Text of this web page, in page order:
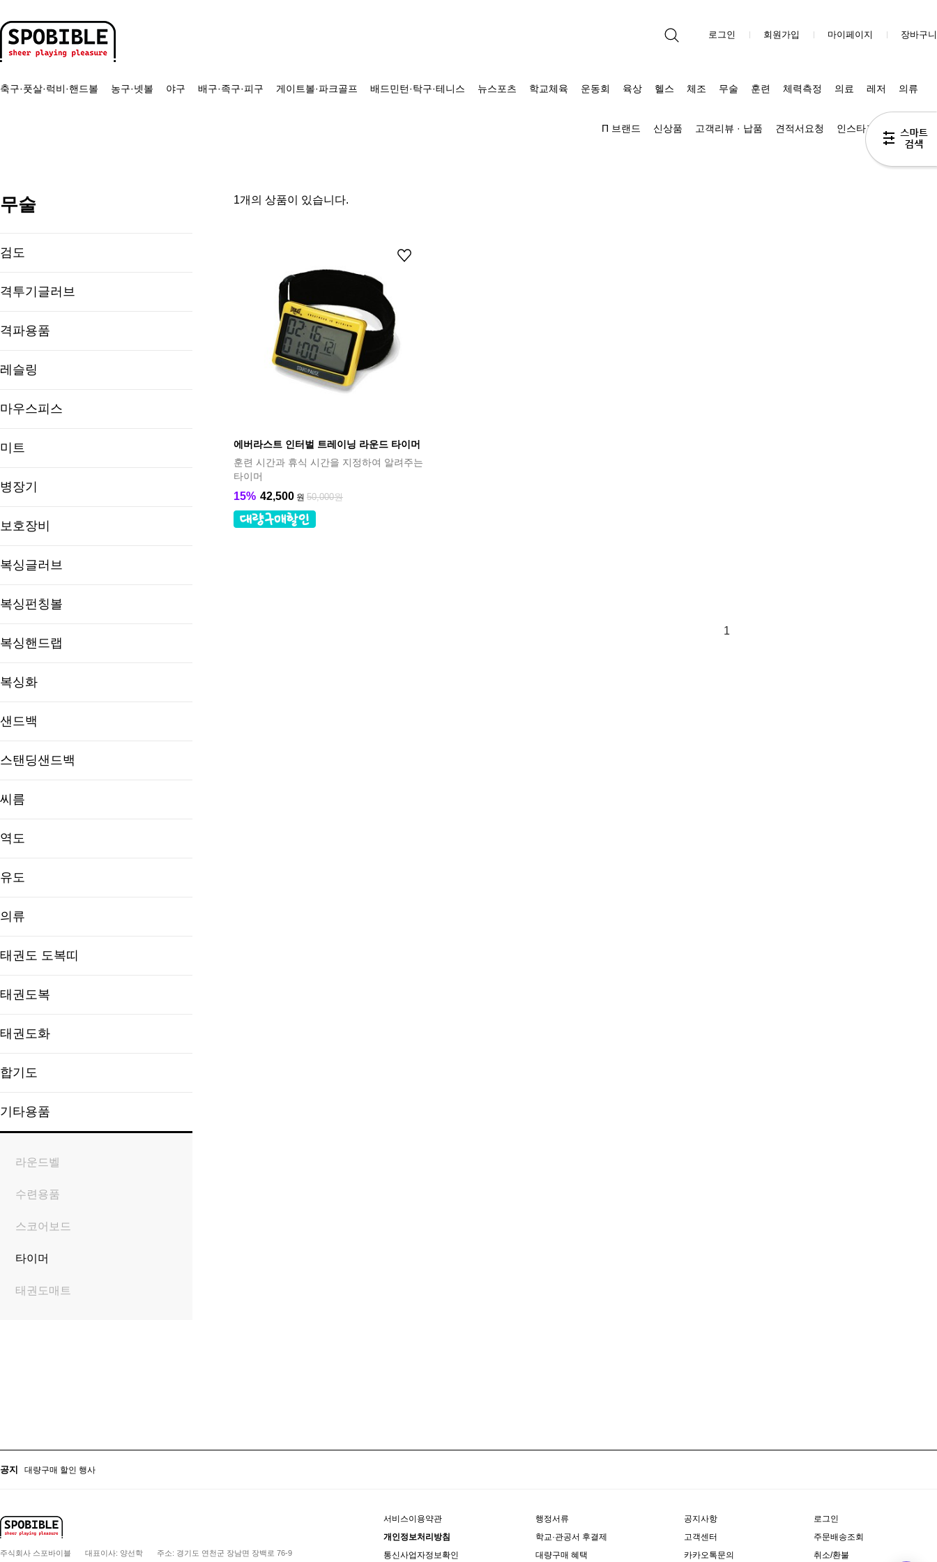
로그인 회원가입 마이페이지 장바구니
축구·풋살·럭비·핸드볼 농구·넷볼 야구 배구·족구·피구 게이트볼·파크골프 배드민턴·탁구·테니스 뉴스포츠 학교체육 운동회 육상 헬스 체조 무술 훈련 체력측정 의료 레저 의류
Π 브랜드 신상품 고객리뷰 · 납품 견적서요청 인스타그램 블로그 Π
무술
검도
격투기글러브
격파용품
레슬링
마우스피스
미트
병장기
보호장비
복싱글러브
복싱펀칭볼
복싱핸드랩
복싱화
샌드백
스탠딩샌드백
씨름
역도
유도
의류
태권도 도복띠
태권도복
태권도화
합기도
기타용품
라운드벨
수련용품
스코어보드
타이머
태권도매트
1개의 상품이 있습니다.
에버라스트 인터벌 트레이닝 라운드 타이머
훈련 시간과 휴식 시간을 지정하여 알려주는
타이머
15% 42,500 원 50,000원
1
공지 대량구매 할인 행사
주식회사 스포바이블 대표이사: 양선학
주소: 경기도 연천군 장남면 장백로 76-9
서비스이용약관
개인정보처리방침
통신사업자정보확인
행정서류
학교·관공서 후결제
대량구매 혜택
공지사항
고객센터
카카오톡문의
로그인
주문배송조회
취소/환불